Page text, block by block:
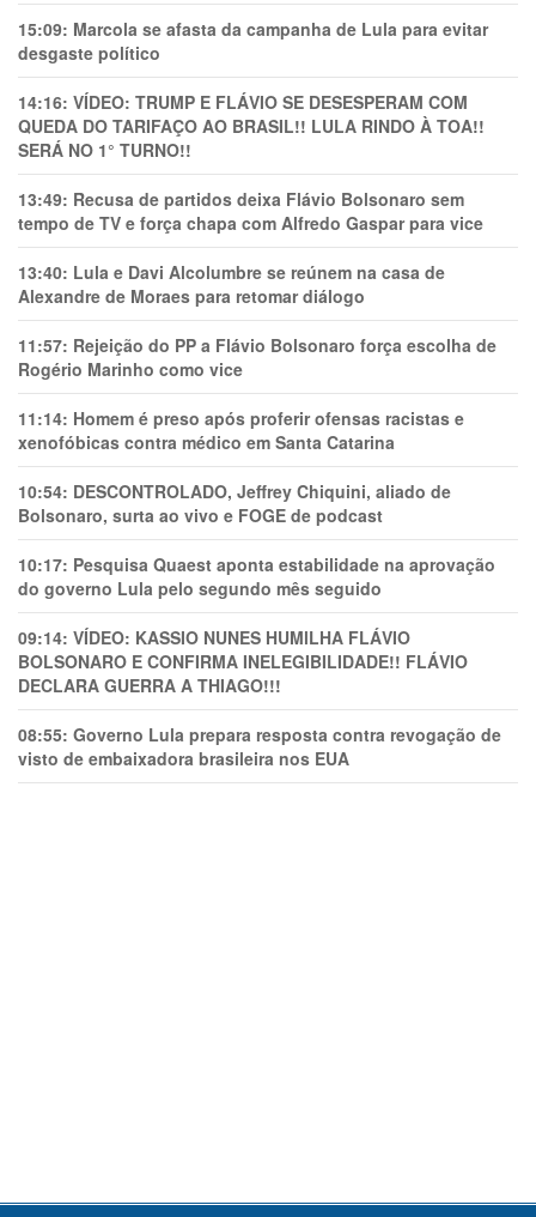
15:09: Marcola se afasta da campanha de Lula para evitar
desgaste político
14:16: VÍDEO: TRUMP E FLÁVIO SE DESESPERAM COM
QUEDA DO TARIFAÇO AO BRASIL!! LULA RINDO À TOA!!
SERÁ NO 1° TURNO!!
13:49: Recusa de partidos deixa Flávio Bolsonaro sem
tempo de TV e força chapa com Alfredo Gaspar para vice
13:40: Lula e Davi Alcolumbre se reúnem na casa de
Alexandre de Moraes para retomar diálogo
11:57: Rejeição do PP a Flávio Bolsonaro força escolha de
Rogério Marinho como vice
11:14: Homem é preso após proferir ofensas racistas e
xenofóbicas contra médico em Santa Catarina
10:54: DESCONTROLADO, Jeffrey Chiquini, aliado de
Bolsonaro, surta ao vivo e FOGE de podcast
10:17: Pesquisa Quaest aponta estabilidade na aprovação
do governo Lula pelo segundo mês seguido
09:14: VÍDEO: KASSIO NUNES HUMlLHA FLÁVIO
BOLSONARO E CONFIRMA INELEGIBILIDADE!! FLÁVIO
DECLARA GUERRA A THIAGO!!!
08:55: Governo Lula prepara resposta contra revogação de
visto de embaixadora brasileira nos EUA